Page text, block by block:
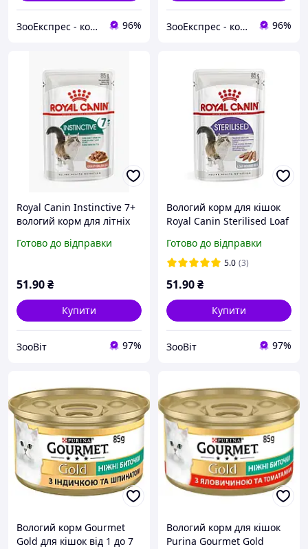
ЗооЕкспрес - корма та ласощі 96% ЗооЕкспрес - корма та ласощі 96%
Royal Canin Instinctive 7+
вологий корм для літніх
збуджує апетит 85 г
Готово до відправки
51.90₴
Купити
ЗооВіт 97%
Вологий корм для кішок
Royal Canin Sterilised Loaf
Готово до відправки
5.0 (3)
51.90₴
Купити
ЗооВіт 97%
Вологий корм Gourmet
Gold для кішок від 1 до 7
Вологий корм для кішок
Purina Gourmet Gold